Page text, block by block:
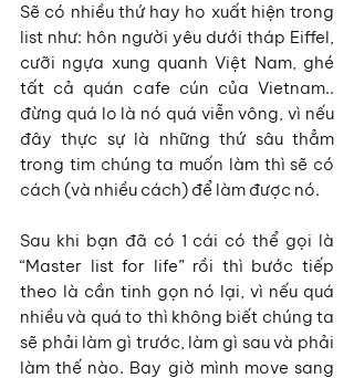
Sẽ có nhiều thứ hay ho xuất hiện trong
list như: hôn người yêu dưới tháp Eiffel,
cưỡi ngựa xung quanh Việt Nam, ghé
tất cả quán cafe cún của Vietnam..
đừng quá lo là nó quá viễn vông, vì nếu
đây thực sự là những thứ sâu thẳm
trong tim chúng ta muốn làm thì sẽ có
cách (và nhiều cách) để làm được nó.
Sau khi bạn đã có 1 cái có thể gọi là
“Master list for life” rồi thì bước tiếp
theo là cần tinh gọn nó lại, vì nếu quá
nhiều và quá to thì không biết chúng ta
sẽ phải làm gì trước, làm gì sau và phải
làm thế nào. Bay giờ mình move sang